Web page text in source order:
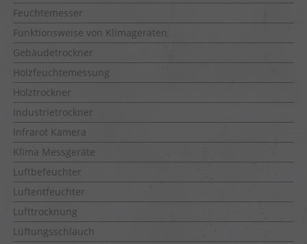
Feuchtemesser
Funktionsweise von Klimageräten
Gebäudetrockner
Holzfeuchtemessung
Holztrockner
Industrietrockner
Infrarot Kamera
Klima Messgeräte
Luftbefeuchter
Luftentfeuchter
Lufttrocknung
Lüftungsschlauch